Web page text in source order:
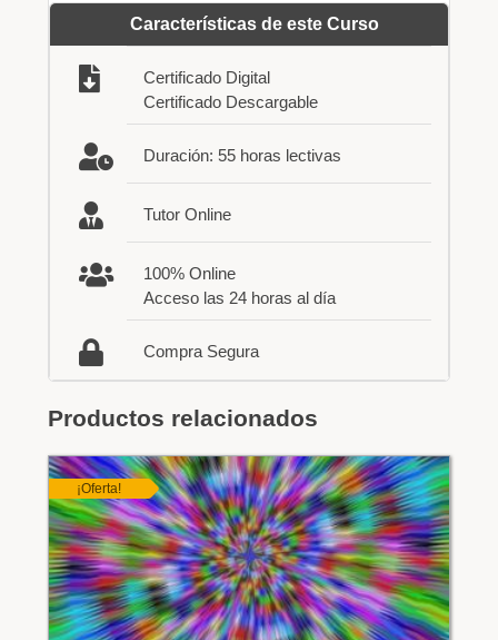
Características de este Curso
Certificado Digital
Certificado Descargable
Duración: 55 horas lectivas
Tutor Online
100% Online
Acceso las 24 horas al día
Compra Segura
Productos relacionados
¡Oferta!